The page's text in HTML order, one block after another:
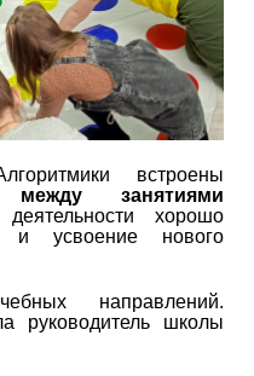
встроены
между занятиями
хорошо
и усвоение нового
направлений.
руководитель школы